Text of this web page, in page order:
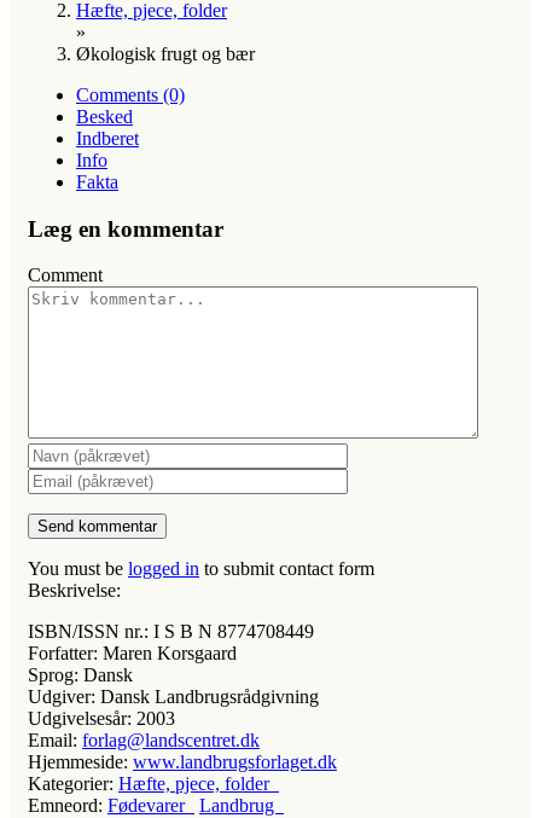
Hæfte, pjece, folder
»
Økologisk frugt og bær
Comments (0)
Besked
Indberet
Info
Fakta
Læg en kommentar
Comment
You must be logged in to submit contact form
Beskrivelse:
ISBN/ISSN nr.: I S B N 8774708449
Forfatter: Maren Korsgaard
Sprog: Dansk
Udgiver: Dansk Landbrugsrådgivning
Udgivelsesår: 2003
Email: forlag@landscentret.dk
Hjemmeside: www.landbrugsforlaget.dk
Kategorier: Hæfte, pjece, folder
Emneord: Fødevarer Landbrug